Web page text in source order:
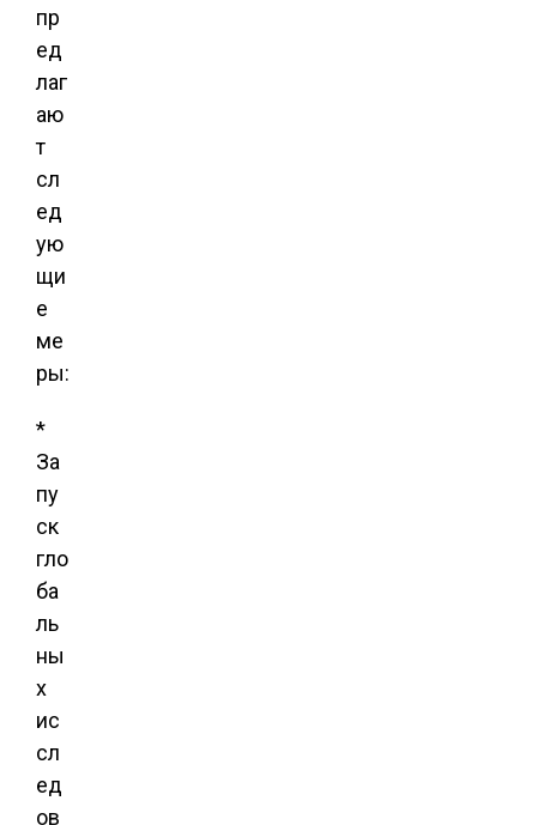
пр
ед
лаг
аю
т
сл
ед
ую
щи
е
ме
ры:
*
За
пу
ск
гло
ба
ль
ны
х
ис
сл
ед
ов